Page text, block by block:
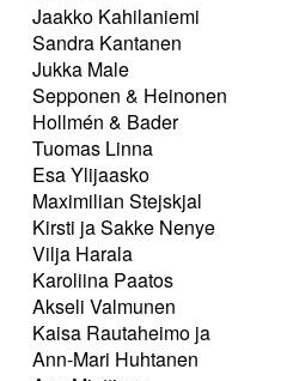
Jaakko Kahilaniemi
Sandra Kantanen
Jukka Male
Sepponen & Heinonen
Hollmén & Bader
Tuomas Linna
Esa Ylijaasko
Maximilian Stejskjal
Kirsti ja Sakke Nenye
Vilja Harala
Karoliina Paatos
Akseli Valmunen
Kaisa Rautaheimo ja
Ann-Mari Huhtanen